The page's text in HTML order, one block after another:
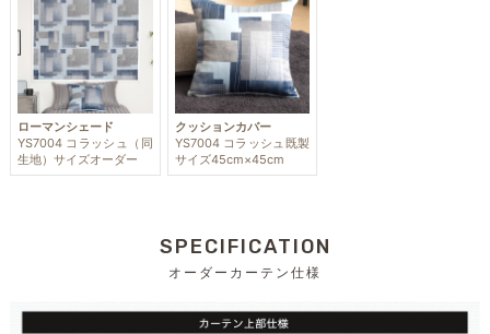
ローマンシェード
YS7004 コラッシュ（同
生地）サイズオーダー
クッションカバー
YS7004 コラッシュ既製
サイズ45cm×45cm
SPECIFICATION
オーダーカーテン仕様